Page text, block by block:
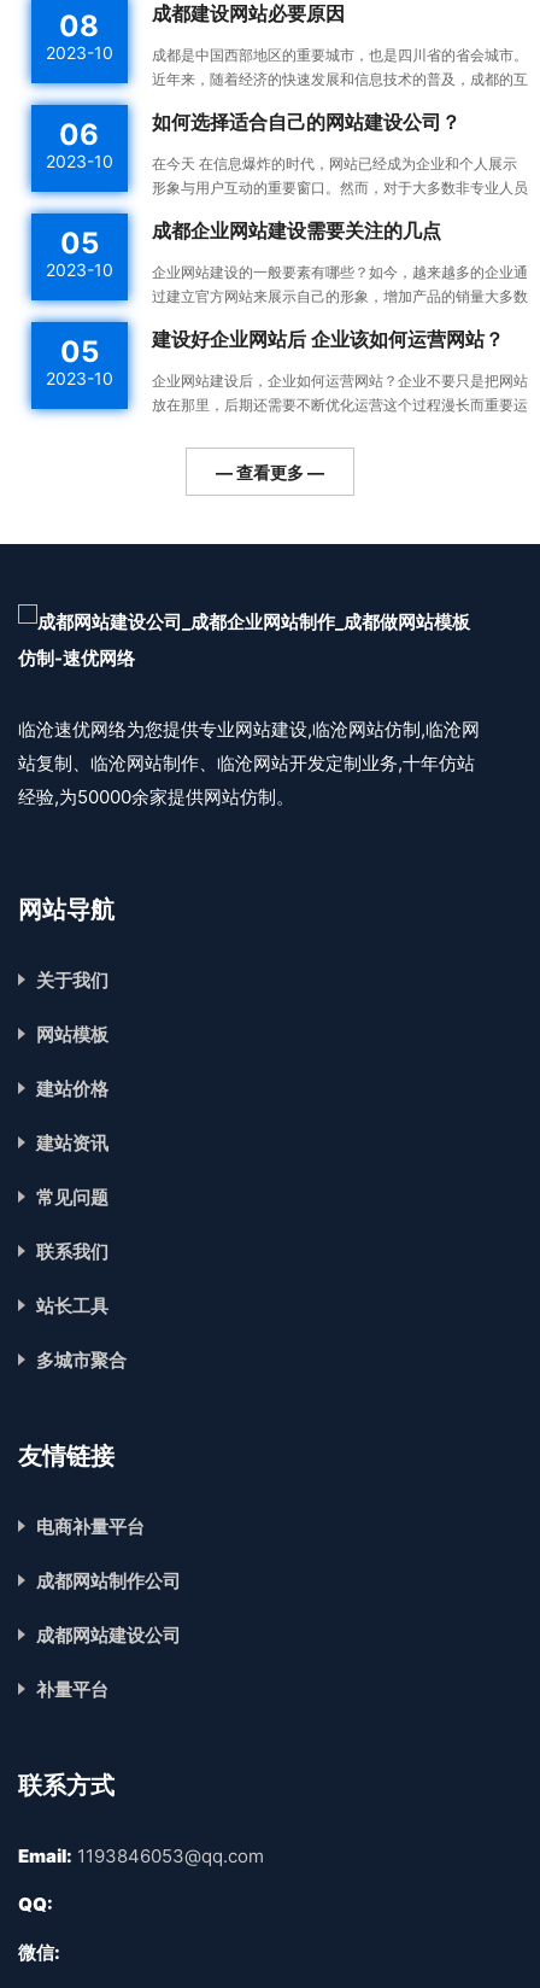
公司进...
08
2023-10
成都建设网站必要原因
成都是中国西部地区的重要城市，也是四川省的省会城市。
近年来，随着经济的快速发展和信息技术的普及，成都的互
引更...
06
2023-10
如何选择适合自己的网站建设公司？
在今天 在信息爆炸的时代，网站已经成为企业和个人展示
形象与用户互动的重要窗口。然而，对于大多数非专业人员
所以...
05
2023-10
成都企业网站建设需要关注的几点
企业网站建设的一般要素有哪些？如今，越来越多的企业通
过建立官方网站来展示自己的形象，增加产品的销量大多数
一件...
05
2023-10
建设好企业网站后 企业该如何运营网站？
企业网站建设后，企业如何运营网站？企业不要只是把网站
放在那里，后期还需要不断优化运营这个过程漫长而重要运
助更...
— 查看更多 —
临沧速优网络为您提供专业网站建设,临沧网站仿制,临沧网
站复制、临沧网站制作、临沧网站开发定制业务,十年仿站
经验,为50000余家提供网站仿制。
网站导航
关于我们
网站模板
建站价格
建站资讯
常见问题
联系我们
站长工具
多城市聚合
友情链接
电商补量平台
成都网站制作公司
成都网站建设公司
补量平台
联系方式
Email: 1193846053@qq.com
QQ:
微信: